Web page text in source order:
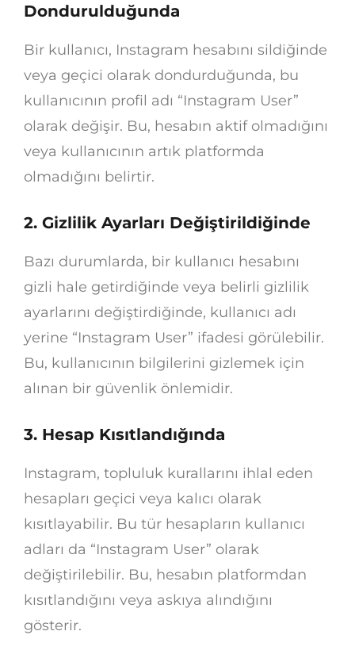
Dondurulduğunda
Bir kullanıcı, Instagram hesabını sildiğinde
veya geçici olarak dondurduğunda, bu
kullanıcının profil adı “Instagram User”
olarak değişir. Bu, hesabın aktif olmadığını
veya kullanıcının artık platformda
olmadığını belirtir.
2. Gizlilik Ayarları Değiştirildiğinde
Bazı durumlarda, bir kullanıcı hesabını
gizli hale getirdiğinde veya belirli gizlilik
ayarlarını değiştirdiğinde, kullanıcı adı
yerine “Instagram User” ifadesi görülebilir.
Bu, kullanıcının bilgilerini gizlemek için
alınan bir güvenlik önlemidir.
3. Hesap Kısıtlandığında
Instagram, topluluk kurallarını ihlal eden
hesapları geçici veya kalıcı olarak
kısıtlayabilir. Bu tür hesapların kullanıcı
adları da “Instagram User” olarak
değiştirilebilir. Bu, hesabın platformdan
kısıtlandığını veya askıya alındığını
gösterir.